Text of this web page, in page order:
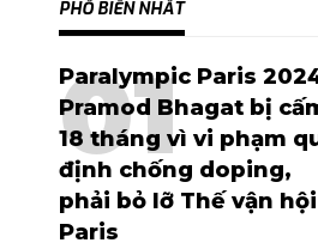
PHỔ BIẾN NHẤT
Paralympic Paris
Pramod Bhagat bị
18 tháng vì vi phạm
định chống doping,
phải bỏ lỡ Thế vận hội
Paris